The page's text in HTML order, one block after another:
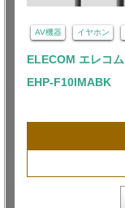
AV機器 イヤホン
ELECOM エレコム
EHP-F10IMABK